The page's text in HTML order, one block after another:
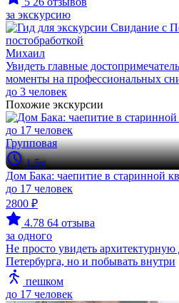
за экскурсию
Михаил
Увидеть главные
моменты на профессиональных
до 3 человек
Похожие экскурсии
Групповая
1.5ч
Дом Бака: чаепитие в старинной
до 17 человек
2800 ₽
4.78 64 отзыва
за одного
Не просто увидеть архитектурную
Петербурга, но и побывать внутри
пешком
до 17 человек